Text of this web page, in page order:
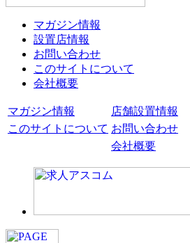
マガジン情報
設置店情報
お問い合わせ
このサイトについて
会社概要
マガジン情報
店舗設置情報
このサイトについて お問い合わせ
会社概要